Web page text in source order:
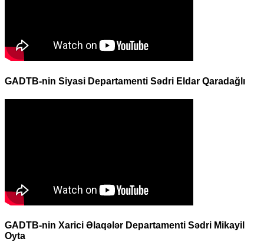
GADTB-nin Siyasi Departamenti Sədri Eldar Qaradağlı
GADTB-nin Xarici Əlaqələr Departamenti Sədri Mikayil
Oyta